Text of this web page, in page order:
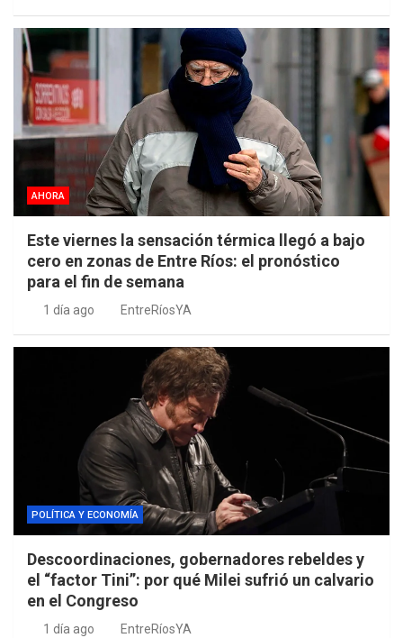
AHORA
Este viernes la sensación térmica llegó a bajo
cero en zonas de Entre Ríos: el pronóstico
para el fin de semana
1 día ago EntreRíosYA
POLÍTICA Y ECONOMÍA
Descoordinaciones, gobernadores rebeldes y
el “factor Tini”: por qué Milei sufrió un calvario
en el Congreso
1 día ago EntreRíosYA